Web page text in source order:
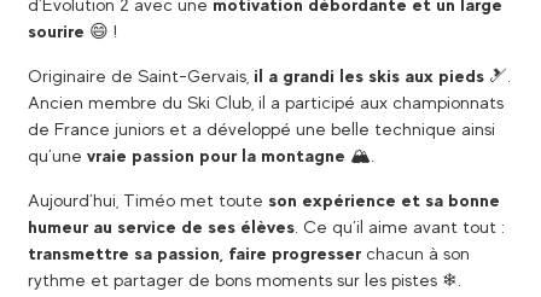
d’Evolution 2 avec une motivation débordante et un large
sourire 😄 !
Originaire de Saint-Gervais, il a grandi les skis aux pieds 🎿.
Ancien membre du Ski Club, il a participé aux championnats
de France juniors et a développé une belle technique ainsi
qu’une vraie passion pour la montagne 🏔.
Aujourd’hui, Timéo met toute son expérience et sa bonne
humeur au service de ses élèves . Ce qu’il aime avant tout :
transmettre sa passion, faire progresser chacun à son
rythme et partager de bons moments sur les pistes ❄.